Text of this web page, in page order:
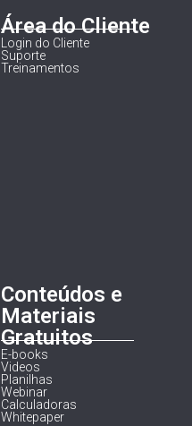
Área do Cliente
Login do Cliente
Suporte
Treinamentos
Conteúdos e
Materiais
Gratuitos
E-books
Videos
Planilhas
Webinar
Calculadoras
Whitepaper